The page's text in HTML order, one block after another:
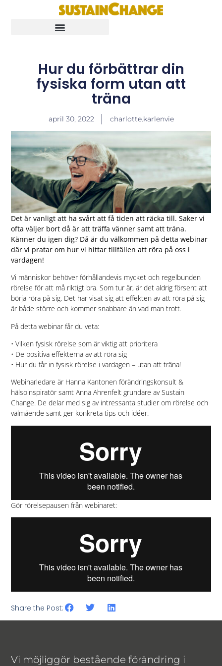
Hur du förbättrar din
fysiska form utan att
träna
april 30, 2022 charlotte.karlenvie
Det är vanligt att ha svårt att få tiden att räcka till. Saker vi
ofta väljer bort då är att träffa vänner samt att träna.
Känner du igen dig? Då är du välkommen på detta webinar
där vi pratar om hur vi hittar tillfällen att röra på oss i
vardagen!
Vi människor behöver förhållandevis mycket och regelbunden
rörelse för att må riktigt bra. Som tur är, är det aldrig försent att
börja röra på sig. Det har visat sig att effekten av att röra på sig
är både större och kommer snabbare än vad man trott.
På detta webinar får du veta:
• Vilken fysisk rörelse som är viktig att prioritera
• De positiva effekterna av att röra sig
• Hur du får in fysisk rörelse i vardagen – utan att träna!
Webinarledare är Hanna Kantonen förändringskonsult &
hälsoinspiratör samt Anna Ahrenfelt grundare av Sustain
Change. De delar med sig av intressanta studier om rörelse och
välmående samt ger konkreta tips och idéer.
Gör rörelsepausen från webinaret:
Share the Post:
Vi möjliggör bestående förändring i